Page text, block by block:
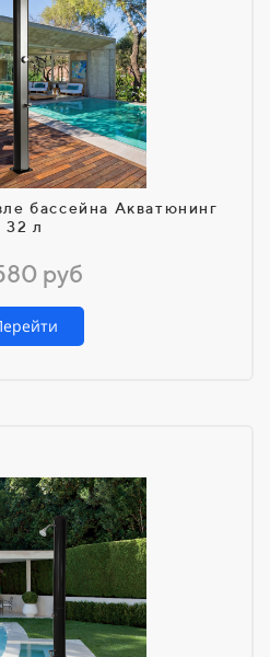
бассейна Акватюнинг
32 л
руб